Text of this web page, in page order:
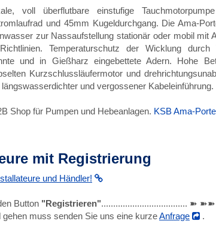
voll überflutbare einstufige
und 45mm Kugeldurchgang. Die Ama-
zur Nassaufstellung stationär oder mobil mit
Temperaturschutz der Wicklung
und in Gießharz eingebettete Adern. Hohe
Kurzschlussläufermotor und
längswasserdichter und vergossener Kabeleinführung.
Shop für Pumpen und Hebeanlagen. KSB Ama-
mit Registrierung
und Händler!
Button "Registrieren".................................... ➽ ➽➽
muss senden Sie uns eine kurzeAnfrage .